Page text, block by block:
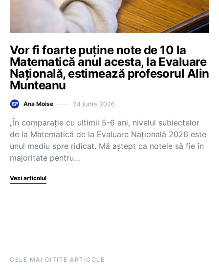
Vor fi foarte puține note de 10 la
Matematică anul acesta, la Evaluare
Națională, estimează profesorul Alin
Munteanu
Ana Moise 24 iunie 2026
„În comparație cu ultimii 5-6 ani, nivelul subiectelor
de la Matematică de la Evaluare Națională 2026 este
unul mediu spre ridicat. Mă aștept ca notele să fie în
majoritate pentru…
Vezi articolul
CELE MAI CITITE ARTICOLE